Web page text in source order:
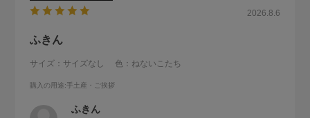
2026.8.6
ふきん
サイズ：サイズなし 色：ねないこたち
購入の用途:手土産・ご挨拶
ふきん